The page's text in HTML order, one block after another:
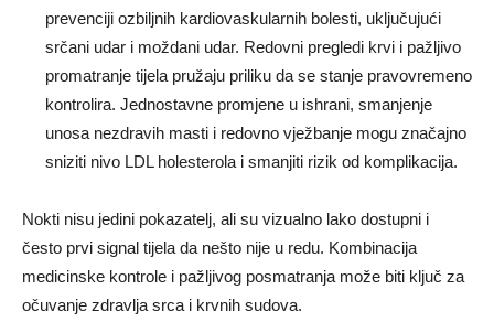
prevenciji ozbiljnih kardiovaskularnih bolesti, uključujući
srčani udar i moždani udar. Redovni pregledi krvi i pažljivo
promatranje tijela pružaju priliku da se stanje pravovremeno
kontrolira. Jednostavne promjene u ishrani, smanjenje
unosa nezdravih masti i redovno vježbanje mogu značajno
sniziti nivo LDL holesterola i smanjiti rizik od komplikacija.
Nokti nisu jedini pokazatelj, ali su vizualno lako dostupni i
često prvi signal tijela da nešto nije u redu. Kombinacija
medicinske kontrole i pažljivog posmatranja može biti ključ za
očuvanje zdravlja srca i krvnih sudova.